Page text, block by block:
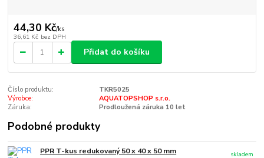
44,30 Kč/ks
36,61 Kč bez DPH
Přidat do košíku
Číslo produktu:
TKR5025
Výrobce:
AQUATOPSHOP s.r.o.
Záruka:
Prodloužená záruka 10 let
Podobné produkty
PPR T-kus redukovaný 50 x 40 x 50 mm skladem